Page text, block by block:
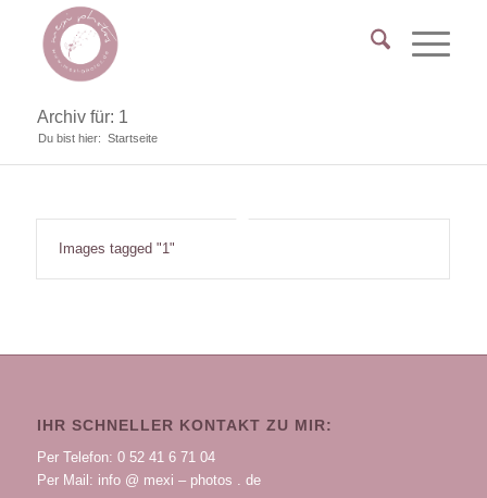
Archiv für: 1
Du bist hier: Startseite
Images tagged "1"
IHR SCHNELLER KONTAKT ZU MIR:
Per Telefon: 0 52 41 6 71 04
Per Mail: info @ mexi – photos . de